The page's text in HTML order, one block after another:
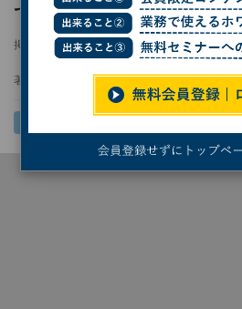
て辞める」社員の増加
掲載日 2022/09/06 11:00
著者： Yoichi Yamashita